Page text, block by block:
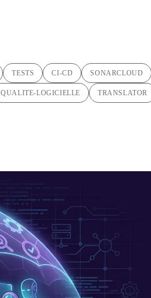
TESTS CI-CD SONARCLOUD
QUALITE-LOGICIELLE TRANSLATOR